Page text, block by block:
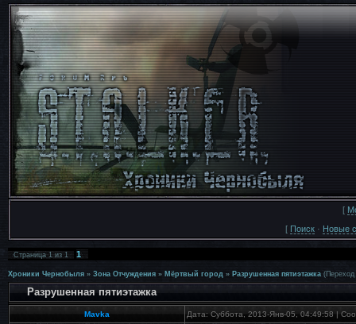
[
[ Поиск · Новые
Страница1из1 1
Хроники Чернобыля » Зона Отчуждения » Мёртвый город » Разрушенная пятиэтажка
Разрушенная пятиэтажка
Mavka Дата: Суббота, 2013-Янв-05, 04:49:58 |